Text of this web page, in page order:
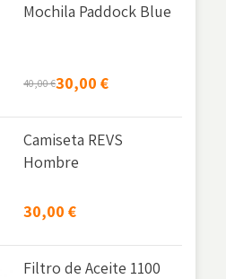
Mochila Paddock Blue
40,00€30,00€
Camiseta REVS
Hombre
30,00€
Filtro de Aceite 1100